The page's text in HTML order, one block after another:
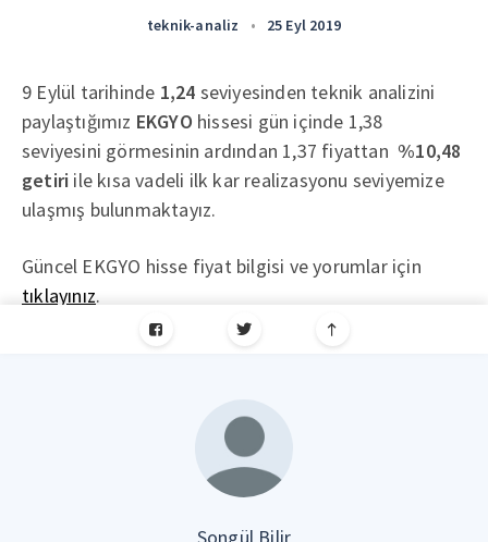
teknik-analiz • 25 Eyl 2019
9 Eylül tarihinde 1,24 seviyesinden teknik analizini
paylaştığımız EKGYO hissesi gün içinde 1,38
seviyesini görmesinin ardından 1,37 fiyattan %10,48
getiri ile kısa vadeli ilk kar realizasyonu seviyemize
ulaşmış bulunmaktayız.
Güncel EKGYO hisse fiyat bilgisi ve yorumlar için
tıklayınız.